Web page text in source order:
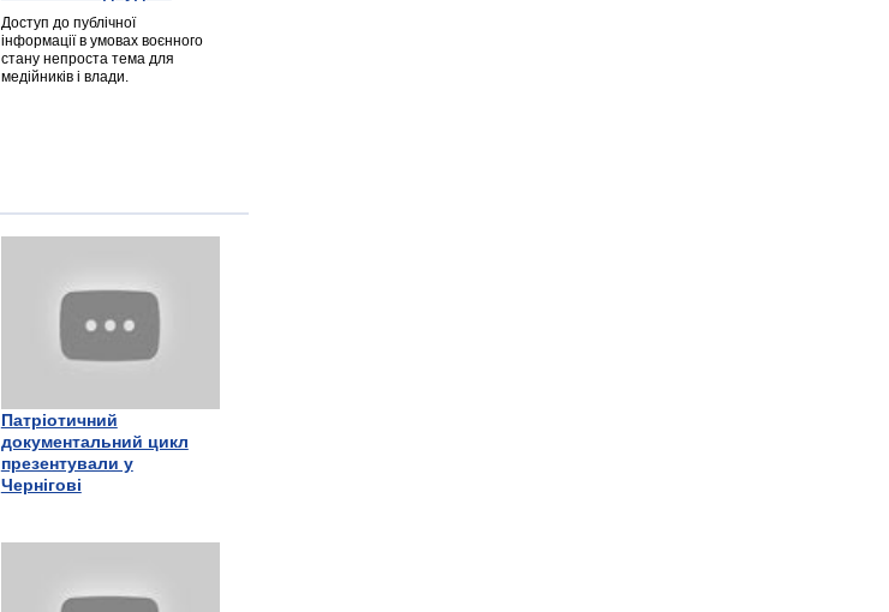
Доступ до публічної
інформації в умовах воєнного
стану непроста тема для
медійників і влади.
Патріотичний
документальний цикл
презентували у
Чернігові